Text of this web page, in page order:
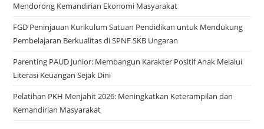
Mendorong Kemandirian Ekonomi Masyarakat
FGD Peninjauan Kurikulum Satuan Pendidikan untuk Mendukung
Pembelajaran Berkualitas di SPNF SKB Ungaran
Parenting PAUD Junior: Membangun Karakter Positif Anak Melalui
Literasi Keuangan Sejak Dini
Pelatihan PKH Menjahit 2026: Meningkatkan Keterampilan dan
Kemandirian Masyarakat